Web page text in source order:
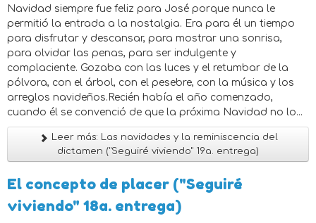
Navidad siempre fue feliz para José porque nunca le
permitió la entrada a la nostalgia. Era para él un tiempo
para disfrutar y descansar, para mostrar una sonrisa,
para olvidar las penas, para ser indulgente y
complaciente. Gozaba con las luces y el retumbar de la
pólvora, con el árbol, con el pesebre, con la música y los
arreglos navideños.Recién había el año comenzado,
cuando él se convenció de que la próxima Navidad no lo...
Leer más: Las navidades y la reminiscencia del
dictamen ("Seguiré viviendo" 19a. entrega)
El concepto de placer ("Seguiré
viviendo" 18a. entrega)